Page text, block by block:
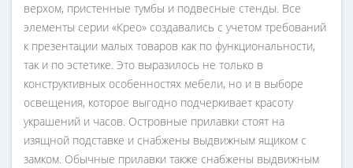
верхом, пристенные тумбы и подвесные стенды. Все
элементы серии «Крео» создавались с учетом требований
к презентации малых товаров как по функциональности,
так и по эстетике. Это выразилось не только в
конструктивных особенностях мебели, но и в выборе
освещения, которое выгодно подчеркивает красоту
украшений и часов. Островные прилавки стоят на
изящной подставке и снабжены выдвижным ящиком с
замком. Обычные прилавки также снабжены выдвижным